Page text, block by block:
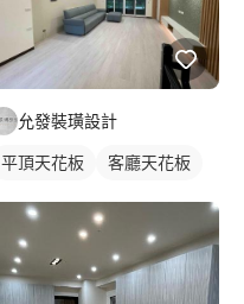
允發裝璜設計
平頂天花板 客廳天花板